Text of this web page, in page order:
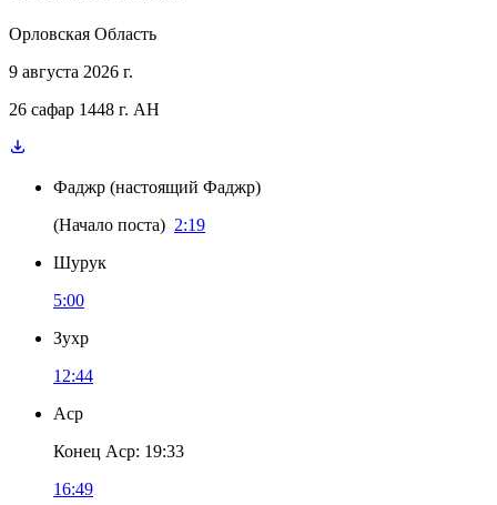
Орловская Область
9 августа 2026 г.
26 сафар 1448 г. AH
Фаджр (настоящий Фаджр)
(Начало поста) 2:19
Шурук
5:00
Зухр
12:44
Аср
Конец Аср: 19:33
16:49